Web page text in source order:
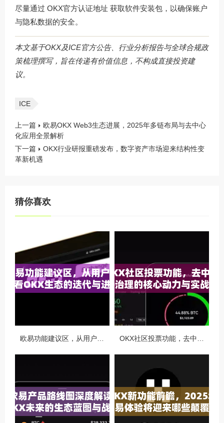
尽量通过 OKX官方认证地址 获取软件安装包，以确保账户
与隐私数据的安全。
本文基于OKX及ICE官方公告、行业分析报告与全球合规政
策梳理撰写，旨在传递有价值信息，不构成直接投资建
议。
ICE
上一篇
欧易OKX Web3生态进展，2025年多链布局与去中心
化应用全景解析
下一篇
OKX行业研报重磅发布，数字资产市场迎来结构性变
革新机遇
猜你喜欢